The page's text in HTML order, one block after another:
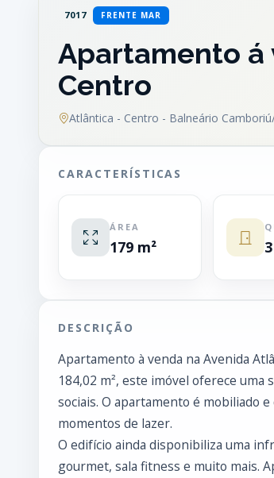
7017 FRENTE MAR
Apartamento á
Centro
Atlântica - Centro - Balneário
CARACTERÍSTICAS
ÁREA
179 m² 3
DESCRIÇÃO
Apartamento à venda na Avenida
184,02 m², este imóvel oferece
sociais. O apartamento é mobiliado
momentos de lazer.
O edifício ainda disponibiliza uma
gourmet, sala fitness e muito mais.